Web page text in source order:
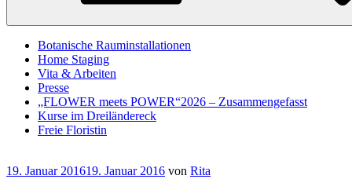
Botanische Rauminstallationen
Home Staging
Vita & Arbeiten
Presse
„FLOWER meets POWER“2026 – Zusammengefasst
Kurse im Dreiländereck
Freie Floristin
Veröffentlicht
19. Januar 201619. Januar 2016 von Rita